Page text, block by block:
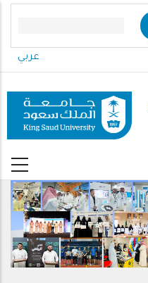
content
عربي